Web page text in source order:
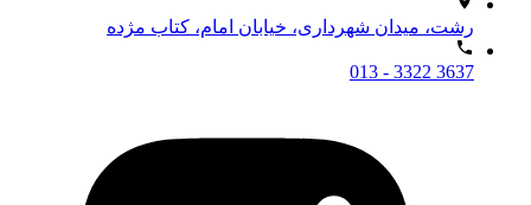
رشت، میدان شهرداری، خیابان امام، کتاب مژده
013 - 3322 3637